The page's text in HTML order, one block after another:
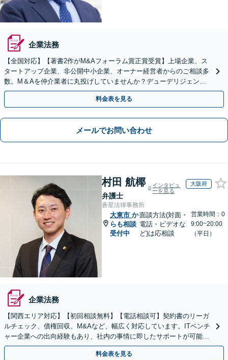
企業法務
【全国対応】【著書2作がM&Aフォーラム賞正賞受賞】上場企業、ス
タートアップ企業、非公開中小企業、オーナー経営者からのご相談多
数。M＆Aを仲介業者に丸投げしていませんか？デューデリジェンス
や契約書作成・交渉はお任せください【初回無料】
料金表を見る
メールでお問い合わせ
村田 航椰
弁護士
インタビュ
ーを見る
大阪府
蒼星法律事務所
大東市 か
らも相談
受付中
面談方法(対面・
電話・ビデオな
ど)は応相談
営業時間：0
9:00~20:00
（平日）
企業法務
【関西エリア対応】【初回相談無料】【電話相談可】契約書のリーガ
ルチェック、債権回収、M&Aなど、幅広く対応しています。ITベンチ
ャー企業への出向経験もあり、社内の事情に即したサポートが可能で
す。お気軽にご相談ください。【夜間・土日相談可】
料金表を見る